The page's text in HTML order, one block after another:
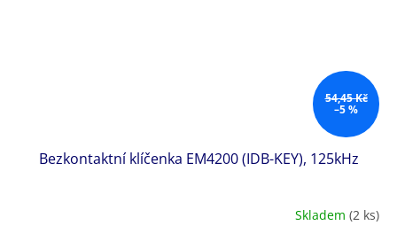
54,45 Kč
–5 %
Bezkontaktní klíčenka EM4200 (IDB-KEY), 125kHz
Skladem (2 ks)